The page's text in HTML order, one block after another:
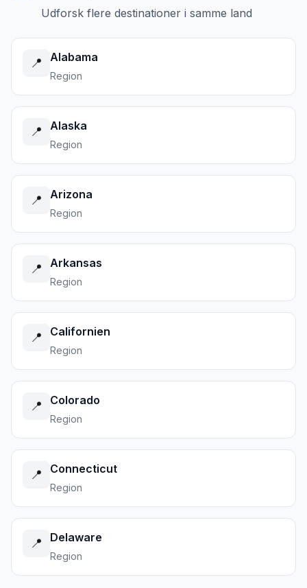
Udforsk flere destinationer i samme land
📍 Alabama
Region
📍 Alaska
Region
📍 Arizona
Region
📍 Arkansas
Region
📍 Californien
Region
📍 Colorado
Region
📍 Connecticut
Region
📍 Delaware
Region